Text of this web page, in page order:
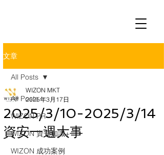
文章
All Posts
WIZON PR
WIZON 資安知識+
WIZON 成功案例
All Posts
2025/3/10-2025/3/14
資安一週大事
WIZON MKT
2025年3月17日